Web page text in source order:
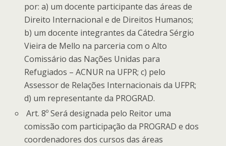
por: a) um docente participante das áreas de
Direito Internacional e de Direitos Humanos;
b) um docente integrantes da Cátedra Sérgio
Vieira de Mello na parceria com o Alto
Comissário das Nações Unidas para
Refugiados – ACNUR na UFPR; c) pelo
Assessor de Relações Internacionais da UFPR;
d) um representante da PROGRAD.
Art. 8º Será designada pelo Reitor uma
comissão com participação da PROGRAD e dos
coordenadores dos cursos das áreas